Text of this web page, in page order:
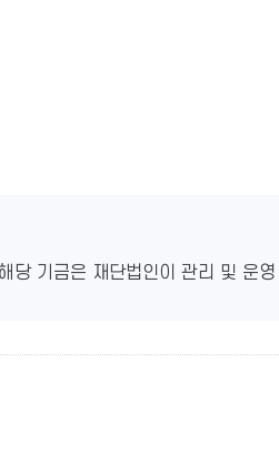
당 기금은 재단법인이 관리 및 운영